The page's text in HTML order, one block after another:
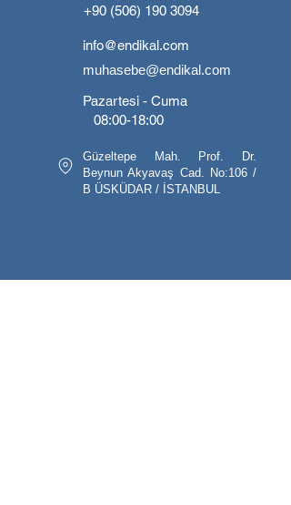
+90 (506) 190 3094
info@endikal.com
muhasebe@endikal.com
Pazartesi - Cuma
08:00-18:00
Güzeltepe Mah. Prof. Dr.
Beynun Akyavaş Cad. No:106 /
B ÜSKÜDAR / İSTANBUL